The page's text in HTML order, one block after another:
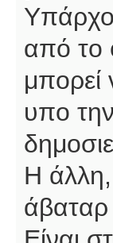
από το
μπορεί
υπο
Η άλλη,
άβαταρ